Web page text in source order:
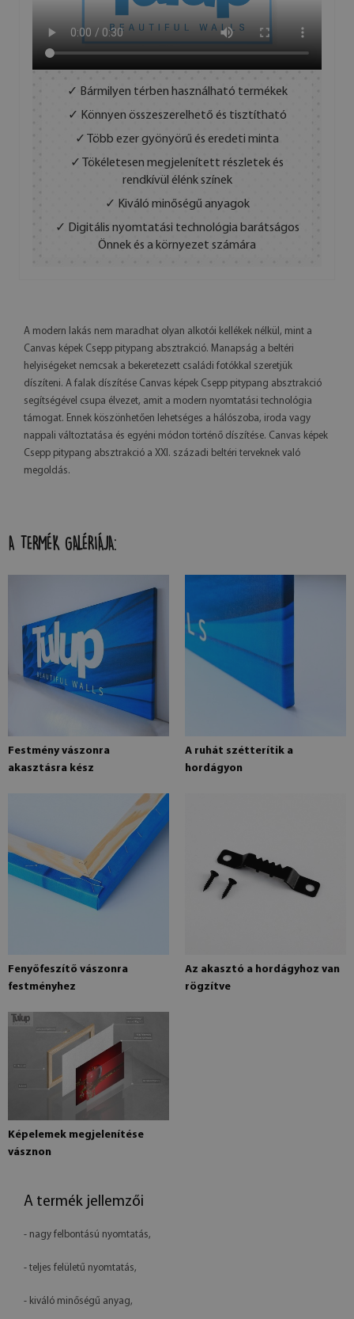
✓ Bármilyen térben használható termékek
✓ Könnyen összeszerelhető és tisztítható
✓ Több ezer gyönyörű és eredeti minta
✓ Tökéletesen megjelenített részletek és
rendkívül élénk színek
✓ Kiváló minőségű anyagok
✓ Digitális nyomtatási technológia barátságos
Önnek és a környezet számára
A modern lakás nem maradhat olyan alkotói kellékek nélkül, mint a
Canvas képek Csepp pitypang absztrakció. Manapság a beltéri
helyiségeket nemcsak a bekeretezett családi fotókkal szeretjük
díszíteni. A falak díszítése Canvas képek Csepp pitypang absztrakció
segítségével csupa élvezet, amit a modern nyomtatási technológia
támogat. Ennek köszönhetően lehetséges a hálószoba, iroda vagy
nappali változtatása és egyéni módon történő díszítése. Canvas képek
Csepp pitypang absztrakció a XXI. századi beltéri terveknek való
megoldás.
A TERMÉK GALÉRIÁJA:
Festmény vászonra
akasztásra kész
A ruhát szétterítik a
hordágyon
Fenyőfeszítő vászonra
festményhez
Az akasztó a hordágyhoz van
rögzítve
Képelemek megjelenítése
vásznon
A termék jellemzői
- nagy felbontású nyomtatás,
- teljes felületű nyomtatás,
- kiváló minőségű anyag,